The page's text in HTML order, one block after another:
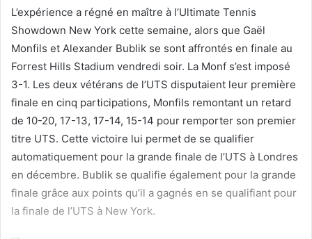
e
L’expérience a régné en maître à l’Ultimate Tennis
Showdown New York cette semaine, alors que Gaël
Monfils et Alexander Bublik se sont affrontés en finale au
Forrest Hills Stadium vendredi soir. La Monf s’est imposé
3-1. Les deux vétérans de l’UTS disputaient leur première
finale en cinq participations, Monfils remontant un retard
de 10-20, 17-13, 17-14, 15-14 pour remporter son premier
titre UTS. Cette victoire lui permet de se qualifier
automatiquement pour la grande finale de l’UTS à Londres
en décembre. Bublik se qualifie également pour la grande
finale grâce aux points qu’il a gagnés en se qualifiant pour
la finale de l’UTS à New York.